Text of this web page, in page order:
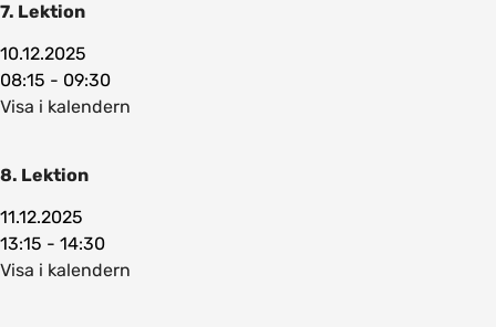
7. Lektion
10.12.2025
08:15 - 09:30
Visa i kalendern
8. Lektion
11.12.2025
13:15 - 14:30
Visa i kalendern